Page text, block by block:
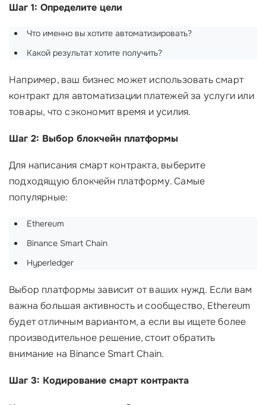
Шаг 1: Определите цели
Что именно вы хотите автоматизировать?
Какой результат хотите получить?
Например, ваш бизнес может использовать смарт
контракт для автоматизации платежей за услуги или
товары, что сэкономит время и усилия.
Шаг 2: Выбор блокчейн платформы
Для написания смарт контракта, выберите
подходящую блокчейн платформу. Самые
популярные:
Ethereum
Binance Smart Chain
Hyperledger
Выбор платформы зависит от ваших нужд. Если вам
важна большая активность и сообщество, Ethereum
будет отличным вариантом, а если вы ищете более
производительное решение, стоит обратить
внимание на Binance Smart Chain.
Шаг 3: Кодирование смарт контракта